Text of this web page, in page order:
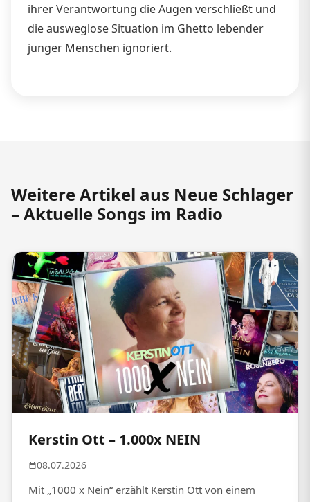
ihrer Verantwortung die Augen verschließt und
die ausweglose Situation im Ghetto lebender
junger Menschen ignoriert.
Weitere Artikel aus Neue Schlager
– Aktuelle Songs im Radio
Kerstin Ott – 1.000x NEIN
08.07.2026
Mit „1000 x Nein“ erzählt Kerstin Ott von einem